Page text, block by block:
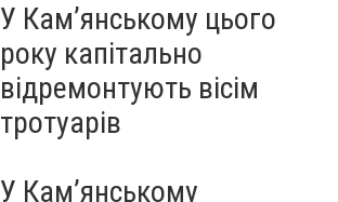
У Кам’янському цього
року капітально
відремонтують вісім
тротуарів
У Кам’янському